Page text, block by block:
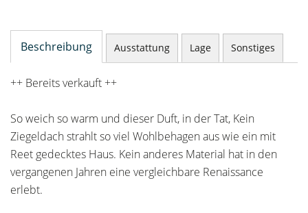
Beschreibung Ausstattung Lage Sonstiges
++ Bereits verkauft ++
So weich so warm und dieser Duft, in der Tat, Kein
Ziegeldach strahlt so viel Wohlbehagen aus wie ein mit
Reet gedecktes Haus. Kein anderes Material hat in den
vergangenen Jahren eine vergleichbare Renaissance
erlebt.